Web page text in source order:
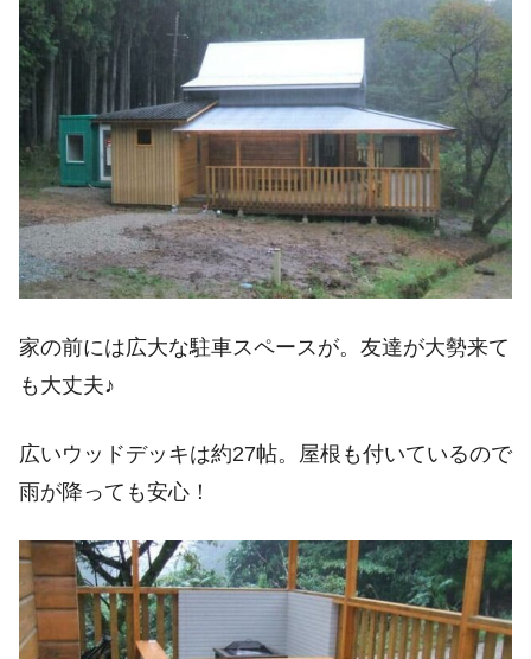
家の前には広大な駐車スペースが。友達が大勢来て
も大丈夫♪
広いウッドデッキは約27帖。屋根も付いているので
雨が降っても安心！